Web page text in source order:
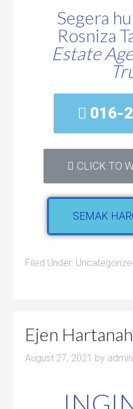
Segera
Rosniza
Estate
016-
CLICK TO
SEMAK
Filed Under:
Ejen
August 27, 2021 by admin